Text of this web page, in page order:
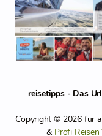
reisetipps - Das
Copyright © 2026 für
& Profi Reisen